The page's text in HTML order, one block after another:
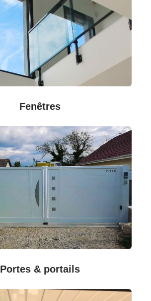
Fenêtres
Portes & portails